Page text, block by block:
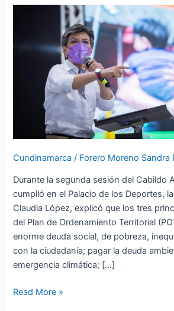
Cundinamarca / Forero Moreno Sandra
Durante la segunda sesión del Cabildo
cumplió en el Palacio de los Deportes,
Claudia López, explicó que los tres
del Plan de Ordenamiento Territorial
enorme deuda social, de pobreza,
con la ciudadanía; pagar la deuda
emergencia climática; […]
y
mejorar
Alcaldesa
Read More »